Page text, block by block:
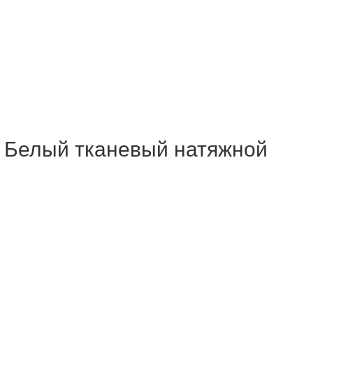
Белый тканевый натяжной